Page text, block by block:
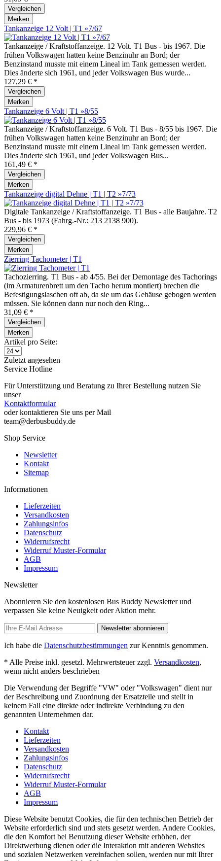
Vergleichen
Merken
Tankanzeige 12 Volt | T1 »7/67
Tankanzeige / Kraftstoffanzeige. 12 Volt. T1 Bus - bis 1967. Die
frühen Volkswagen hatten keine Benzinuhr an Bord; der
Benzinstand musste mit einem Lineal im Tank gemessen werden.
Dies änderte sich 1961, und jeder Volkswagen Bus wurde...
127,29 € *
Vergleichen
Merken
Tankanzeige 6 Volt | T1 »8/55
Tankanzeige / Kraftstoffanzeige. 6 Volt. T1 Bus - 8/55 bis 1967. Die
frühen Volkswagen hatten keine Benzinuhr an Bord; der
Benzinstand musste mit einem Lineal im Tank gemessen werden.
Dies änderte sich 1961, und jeder Volkswagen Bus...
161,49 € *
Vergleichen
Merken
Tankanzeige digital Dehne | T1 | T2 »7/73
Digitale Tankanzeige / Kraftstoffanzeige. T1 Bus - alle Baujahre. T2
Bus - bis 1973 (Fahrg.-Nr.: 213 2138 900).
229,96 € *
Vergleichen
Merken
Zierring Tachometer | T1
Tachozierring. T1 Bus - ab 4/55. Bei der Demontage des Tachorings
(im Armaturenbrett um den Tacho herum montiert) brechen die
Befestigungslaschen oft ab, da sie um das Gehäuse gebogen werden
müssen. Sie können dann nur noch den Ring...
31,09 € *
Vergleichen
Merken
Artikel pro Seite:
Zuletzt angesehen
Service Hotline
Für Unterstützung und Beratung zu Ihrer Bestellung nutzen Sie
unser
Kontaktformular
oder kontaktieren Sie uns per Mail
team@derbusbuddy.de
Shop Service
Newsletter
Kontakt
Sitemap
Informationen
Lieferzeiten
Versandkosten
Zahlungsinfos
Datenschutz
Widerrufsrecht
Widerruf Muster-Formular
AGB
Impressum
Newsletter
Abonnieren Sie den kostenlosen Bus Buddy Newsletter und
verpassen Sie keine Neuigkeit oder Aktion mehr.
Newsletter abonnieren
Ich habe die Datenschutzbestimmungen zur Kenntnis genommen.
* Alle Preise inkl. gesetzl. Mehrwertsteuer zzgl. Versandkosten,
wenn nicht anders beschrieben
Die Verwendung der Begriffe "VW" oder "Volkswagen" dient nur
der Beschreibung und Zuordnung der Ersatzteile und stellt in
keinem Fall eine direkte oder indirekte Verbindung zu den
genannten Unternehmen dar.
Kontakt
Lieferzeiten
Versandkosten
Zahlungsinfos
Datenschutz
Widerrufsrecht
Widerruf Muster-Formular
AGB
Impressum
Diese Website benutzt Cookies, die für den technischen Betrieb der
Website erforderlich sind und stets gesetzt werden. Andere Cookies,
die den Komfort bei Benutzung dieser Website erhöhen, der
Direktwerbung dienen oder die Interaktion mit anderen Websites
und sozialen Netzwerken vereinfachen sollen, werden nur mit Ihrer